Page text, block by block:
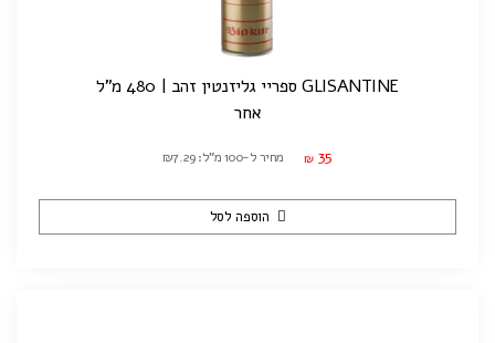
GLISANTINE ספריי גליזנטין זהב | 480 מ"ל
אחר
₪ 35 מחיר ל-100 מ"ל: ₪7.29
הוספה לסל